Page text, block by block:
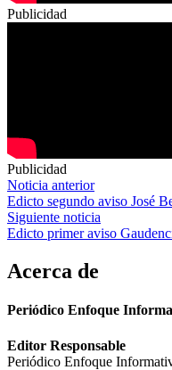
Publicidad
Publicidad
Navegación
de
entradas
Noticia anterior
Edicto segundo aviso José
Siguiente noticia
Edicto primer aviso
Acerca de
Periódico Enfoque
Editor Responsable
Periódico Enfoque